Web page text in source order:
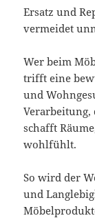
Ersatz und
vermeidet
Wer beim
trifft eine
und
Verarbeitung,
schafft
wohlfühlt.
So wird der
und